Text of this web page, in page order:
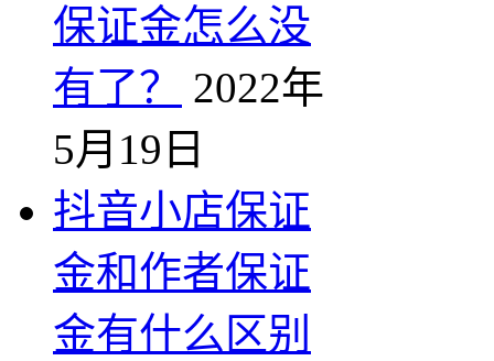
保证金怎么没
有了？
2022年
5月19日
抖音小店保证
金和作者保证
金有什么区别